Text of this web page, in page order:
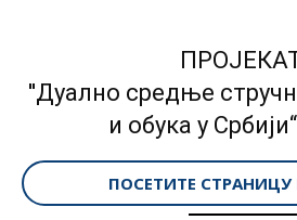
''Дуално средње
и обука у
ПОСЕТИТЕ СТРАНИЦУ